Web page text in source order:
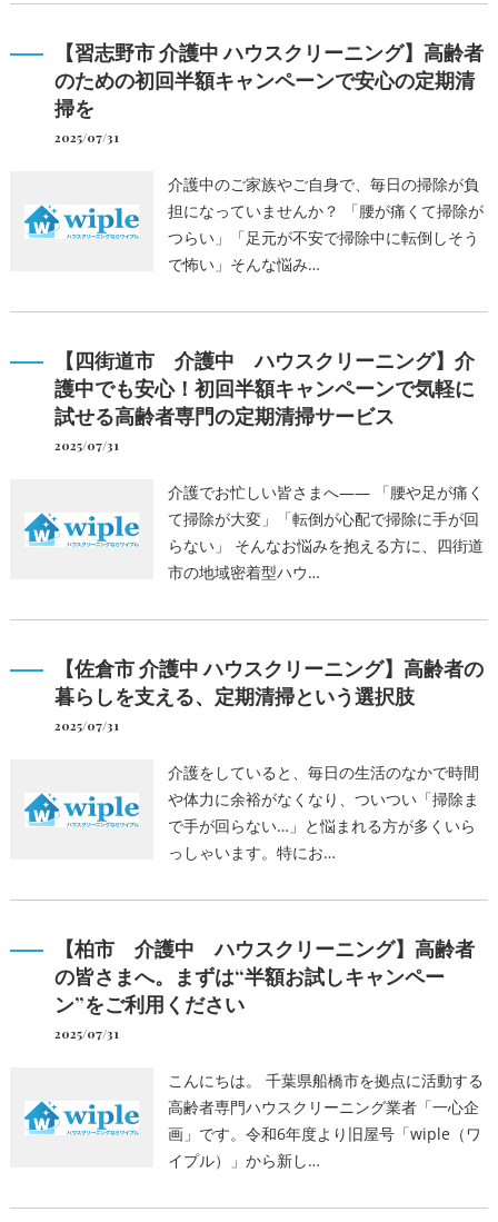
【習志野市 介護中 ハウスクリーニング】高齢者
のための初回半額キャンペーンで安心の定期清
掃を
2025/07/31
介護中のご家族やご自身で、毎日の掃除が負
担になっていませんか？ 「腰が痛くて掃除が
つらい」「足元が不安で掃除中に転倒しそう
で怖い」そんな悩み…
【四街道市 介護中 ハウスクリーニング】介
護中でも安心！初回半額キャンペーンで気軽に
試せる高齢者専門の定期清掃サービス
2025/07/31
介護でお忙しい皆さまへ―― 「腰や足が痛く
て掃除が大変」「転倒が心配で掃除に手が回
らない」 そんなお悩みを抱える方に、四街道
市の地域密着型ハウ…
【佐倉市 介護中 ハウスクリーニング】高齢者の
暮らしを支える、定期清掃という選択肢
2025/07/31
介護をしていると、毎日の生活のなかで時間
や体力に余裕がなくなり、ついつい「掃除ま
で手が回らない…」と悩まれる方が多くいら
っしゃいます。特にお…
【柏市 介護中 ハウスクリーニング】高齢者
の皆さまへ。まずは“半額お試しキャンペー
ン”をご利用ください
2025/07/31
こんにちは。 千葉県船橋市を拠点に活動する
高齢者専門ハウスクリーニング業者「一心企
画」です。令和6年度より旧屋号「wiple（ワ
イプル）」から新し…